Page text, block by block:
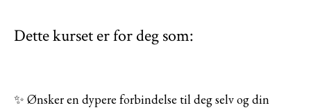
Dette kurset er for deg som:
✨ Ønsker en dypere forbindelse til deg selv og din